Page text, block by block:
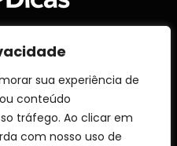
sua experiência de
conteúdo
tráfego. Ao clicar em
com nosso uso de
TERMOS DE USO